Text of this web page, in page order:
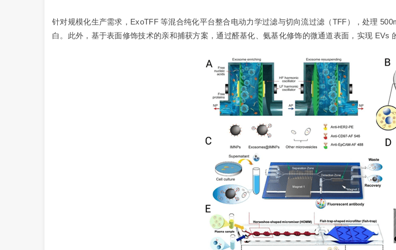
针对规模化生产需求，ExoTFF 等混合纯化平台整合电动力学过滤与切向流过滤（TFF），处理
白。此外，基于表面修饰技术的亲和捕获方案，通过醛基化、氨基化修饰的微通道表面，实现 EVs